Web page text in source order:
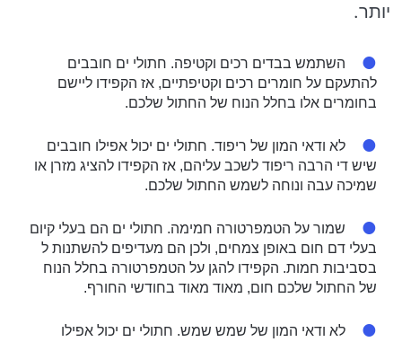
יותר.
השתמש בבדים רכים וקטיפה. חתולי ים חובבים
להתעקם על חומרים רכים וקטיפתיים, אז הקפידו ליישם
בחומרים אלו בחלל הנוח של החתול שלכם.
לא ודאי המון של ריפוד. חתולי ים יכול אפילו חובבים
שיש די הרבה ריפוד לשכב עליהם, אז הקפידו להציג מזרן או
שמיכה עבה ונוחה לשמש החתול שלכם.
שמור על הטמפרטורה חמימה. חתולי ים הם בעלי קיום
בעלי דם חום באופן צמחים, ולכן הם מעדיפים להשתנות ל
בסביבות חמות. הקפידו להגן על הטמפרטורה בחלל הנוח
של החתול שלכם חום, מאוד מאוד בחודשי החורף.
לא ודאי המון של שמש שמש. חתולי ים יכול אפילו